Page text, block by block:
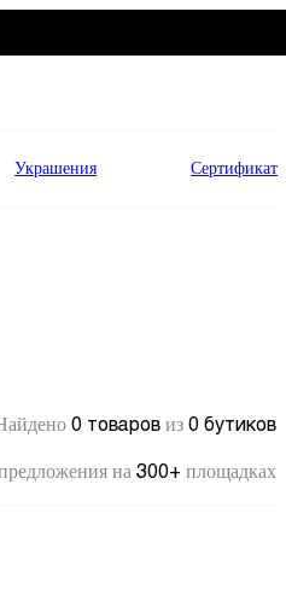
Украшения Сертификат
0 товаров из 0 бутиков
на 300+ площадках